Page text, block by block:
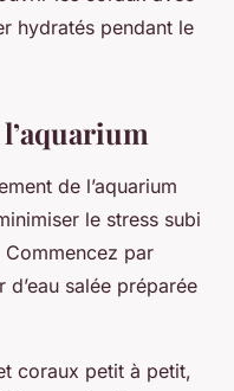
hydratés pendant le
de l’aquarium
le stress subi
par
d’eau salée préparée
coraux petit à petit,